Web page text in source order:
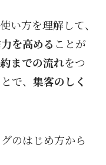
い方を理解して、
を高める ことが
までの流れをつ
で、 集客のしく
のはじめ方から